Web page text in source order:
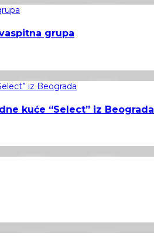
grupa
kuće “Select” iz Beograda